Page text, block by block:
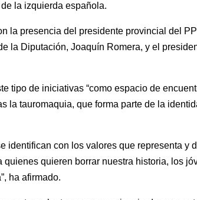
la izquierda española.
la presencia del presidente provincial del
la Diputación, Joaquín Romera, y el
tipo de iniciativas “como espacio de
la tauromaquia, que forma parte de la
con los valores que representa y
quieren borrar nuestra historia, los
ha afirmado.